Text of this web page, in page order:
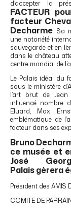
d’accepter la
FACTEUR
facteur
Decharme. Sa
une notoriété
sauvegarde et en
dans le château
centre mondial de
Le Palais idéal du
sous le ministère
l’art brut de Jean
influencé nombre
Eluard, Max
emblématique de
facteur dans ses
Bruno
ce musée et
José
Palais gèrera
Président des AMIS
COMITE DE